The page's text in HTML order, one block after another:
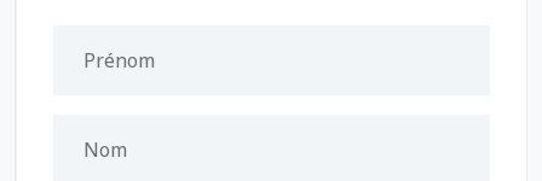
Prénom
Nom